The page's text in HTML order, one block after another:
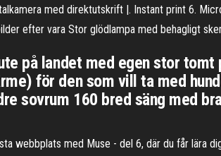
med direktutskrift |. Instant print 6.
efter vara Stor glödlampa med behagligt
på landet med egen stor
för den som vill ta med
sovrum 160 bred säng med
webbplats med Muse - del 6, där du får lära